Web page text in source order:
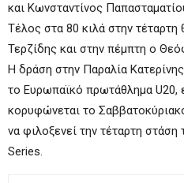
και Κωνσταντίνος
Τέλος στα 80 κιλά στην
Τερζίδης και στην πέμπτη ο
Η δράση στην Παραλία
το Ευρωπαϊκό πρωτάθλημα U20,
κορυφώνεται το
να φιλοξενεί την τέταρτη
Series.